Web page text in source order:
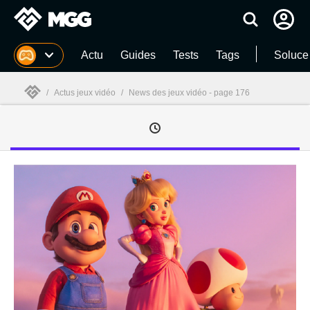
MGG Actu Guides Tests Tags
/ Actus jeux vidéo / News des jeux vidéo - page 176